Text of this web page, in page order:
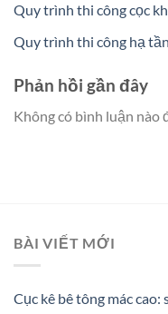
Quy trình thi công cọc
Quy trình thi công hạ
Phản hồi gần đây
Không có bình luận nào
BÀI VIẾT MỚI
Cục kê bê tông mác